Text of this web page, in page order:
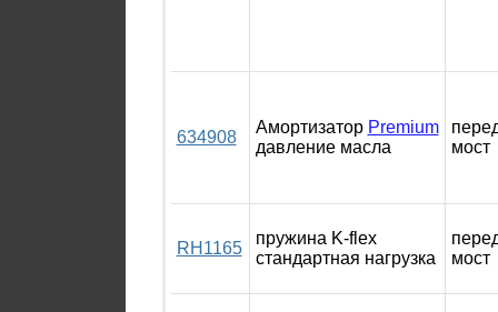
634908
Амортизатор Premium
давление масла
мост
RH1165
пружина K-flex
стандартная нагрузка
мост